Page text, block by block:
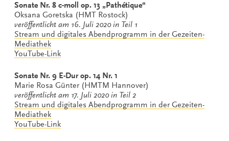
Sonate Nr. 8 c-moll op. 13 „Pathétique“
Oksana Goretska (HMT Rostock)
veröffentlicht am 16. Juli 2020 in Teil 1
Stream und digitales Abendprogramm in der Gezeiten-
Mediathek
YouTube-Link
Sonate Nr. 9 E-Dur op. 14 Nr. 1
Marie Rosa Günter (HMTM Hannover)
veröffentlicht am 17. Juli 2020 in Teil 2
Stream und digitales Abendprogramm in der Gezeiten-
Mediathek
YouTube-Link